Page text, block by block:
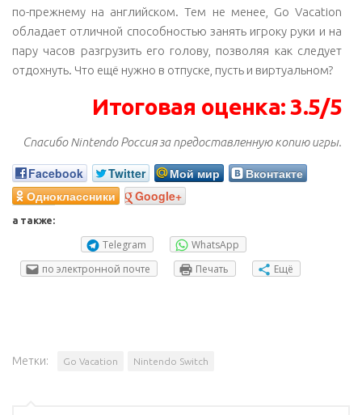
по-прежнему на английском. Тем не менее, Go Vacation
обладает отличной способностью занять игроку руки и на
пару часов разгрузить его голову, позволяя как следует
отдохнуть. Что ещё нужно в отпуске, пусть и виртуальном?
Итоговая оценка: 3.5/5
Facebook Twitter Мой мир
Вконтакте
по электронной почте
Печать